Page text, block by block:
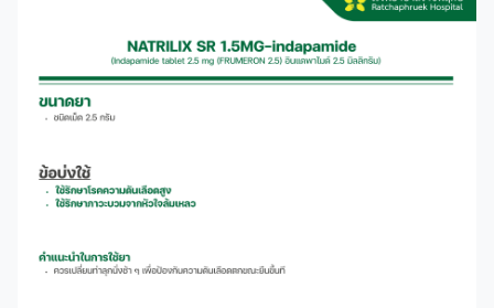
ฮอทไลน์
043-333555